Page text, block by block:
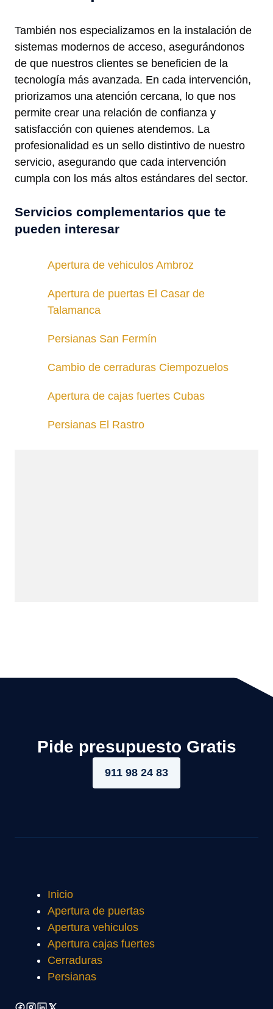
También nos especializamos en la instalación de
sistemas modernos de acceso, asegurándonos
de que nuestros clientes se beneficien de la
tecnología más avanzada. En cada intervención,
priorizamos una atención cercana, lo que nos
permite crear una relación de confianza y
satisfacción con quienes atendemos. La
profesionalidad es un sello distintivo de nuestro
servicio, asegurando que cada intervención
cumpla con los más altos estándares del sector.
Servicios complementarios que te
pueden interesar
Apertura de vehiculos Ambroz
Apertura de puertas El Casar de
Talamanca
Persianas San Fermín
Cambio de cerraduras Ciempozuelos
Apertura de cajas fuertes Cubas
Persianas El Rastro
Pide presupuesto Gratis
911 98 24 83
Inicio
Apertura de puertas
Apertura vehiculos
Apertura cajas fuertes
Cerraduras
Persianas